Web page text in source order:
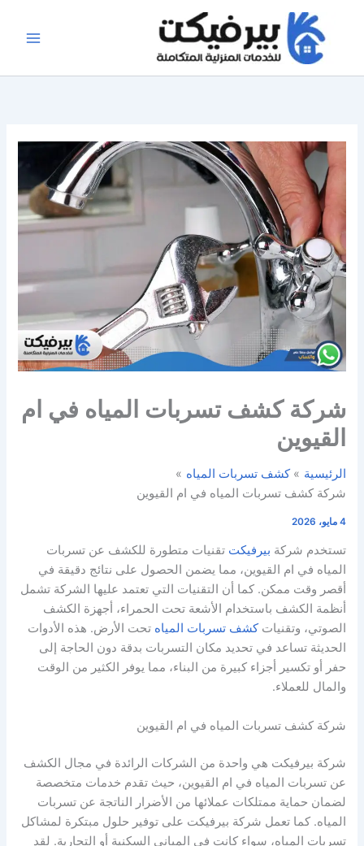
المحتوى
شركة كشف تسربات المياه في ام
القيوين
الرئيسية
كشف تسربات المياه
شركة كشف تسربات المياه في ام القيوين
4 مايو، 2026
تستخدم شركة بيرفيكت تقنيات متطورة للكشف عن تسربات
المياه في ام القيوين، مما يضمن الحصول على نتائج دقيقة في
أقصر وقت ممكن. كما أن التقنيات التي تعتمد عليها الشركة تشمل
أنظمة الكشف باستخدام الأشعة تحت الحمراء، أجهزة الكشف
الصوتي، وتقنياتكشف تسربات المياه تحت الأرض. هذه الأدوات
الحديثة تساعد في تحديد مكان التسربات بدقة دون الحاجة إلى
حفر أو تكسير أجزاء كبيرة من البناء، مما يوفر الكثير من الوقت
والمال للعملاء.
شركة كشف تسربات المياه في ام القيوين
شركة بيرفيكت هي واحدة من الشركات الرائدة في مجال الكشف
عن تسربات المياه في ام القيوين، حيث تقدم خدمات متخصصة
لضمان حماية ممتلكات عملائها من الأضرار الناتجة عن تسربات
المياه. كما تعمل شركة بيرفيكت على توفير حلول مبتكرة لمشاكل
تسربات المياه، سواء كانت في المباني السكنية أو التجارية. لقد